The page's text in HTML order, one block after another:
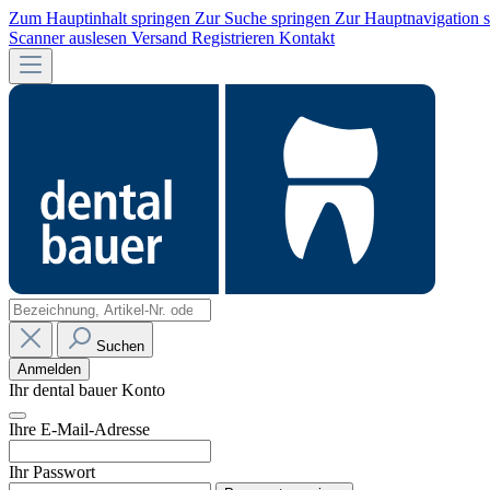
Zum Hauptinhalt springen Zur Suche springen Zur Hauptnavigation
Scanner auslesen Versand Registrieren Kontakt
Suchen
Anmelden
Ihr dental bauer Konto
Ihre E-Mail-Adresse
Ihr Passwort